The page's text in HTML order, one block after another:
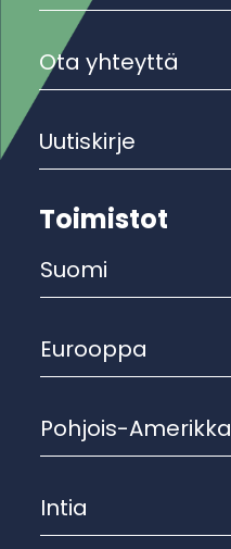
Ota yhteyttä
Uutiskirje
Toimistot
Suomi
Eurooppa
Pohjois-Amerikka
Intia